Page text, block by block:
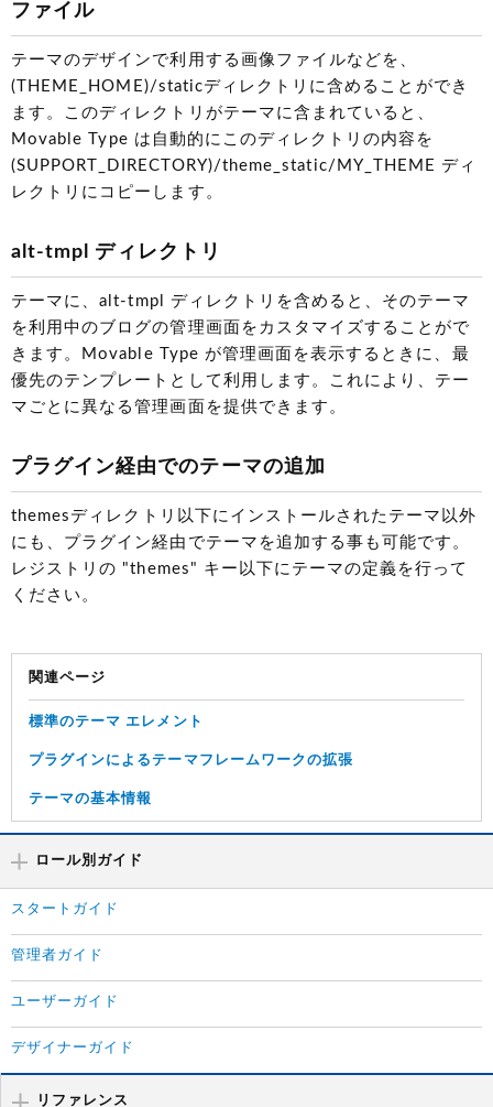
ファイル
テーマのデザインで利用する画像ファイルなどを、
(THEME_HOME)/staticディレクトリに含めることができ
ます。このディレクトリがテーマに含まれていると、
Movable Type は自動的にこのディレクトリの内容を
(SUPPORT_DIRECTORY)/theme_static/MY_THEME ディ
レクトリにコピーします。
alt-tmpl ディレクトリ
テーマに、alt-tmpl ディレクトリを含めると、そのテーマ
を利用中のブログの管理画面をカスタマイズすることがで
きます。Movable Type が管理画面を表示するときに、最
優先のテンプレートとして利用します。これにより、テー
マごとに異なる管理画面を提供できます。
プラグイン経由でのテーマの追加
themesディレクトリ以下にインストールされたテーマ以外
にも、プラグイン経由でテーマを追加する事も可能です。
レジストリの "themes" キー以下にテーマの定義を行って
ください。
関連ページ
標準のテーマ エレメント
プラグインによるテーマフレームワークの拡張
テーマの基本情報
ロール別ガイド
スタートガイド
管理者ガイド
ユーザーガイド
デザイナーガイド
リファレンス